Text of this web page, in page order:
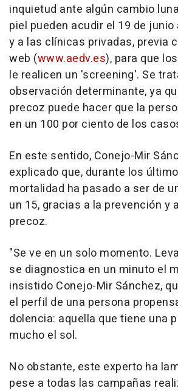
inquietud ante algún cambio
piel pueden acudir el 19 de
y a las clínicas privadas, previa
web (www.aedv.es), para que
le realicen un 'screening'. Se
observación determinante, ya
precoz puede hacer que la
en un 100 por ciento de los
En este sentido, Conejo-Mir
explicado que, durante los
mortalidad ha pasado a ser de
un 15, gracias a la prevención y
precoz.
"Se ve en un solo momento.
se diagnostica en un minuto el
insistido Conejo-Mir Sánchez,
el perfil de una persona
dolencia: aquella que tiene una
mucho el sol.
No obstante, este experto ha
pese a todas las campañas